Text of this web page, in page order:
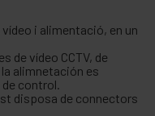
i alimentació, en un
de vídeo CCTV, de
la alimnetación es
control.
disposa de connectors